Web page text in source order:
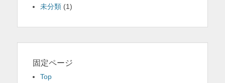
未分類 (1)
固定ページ
Top